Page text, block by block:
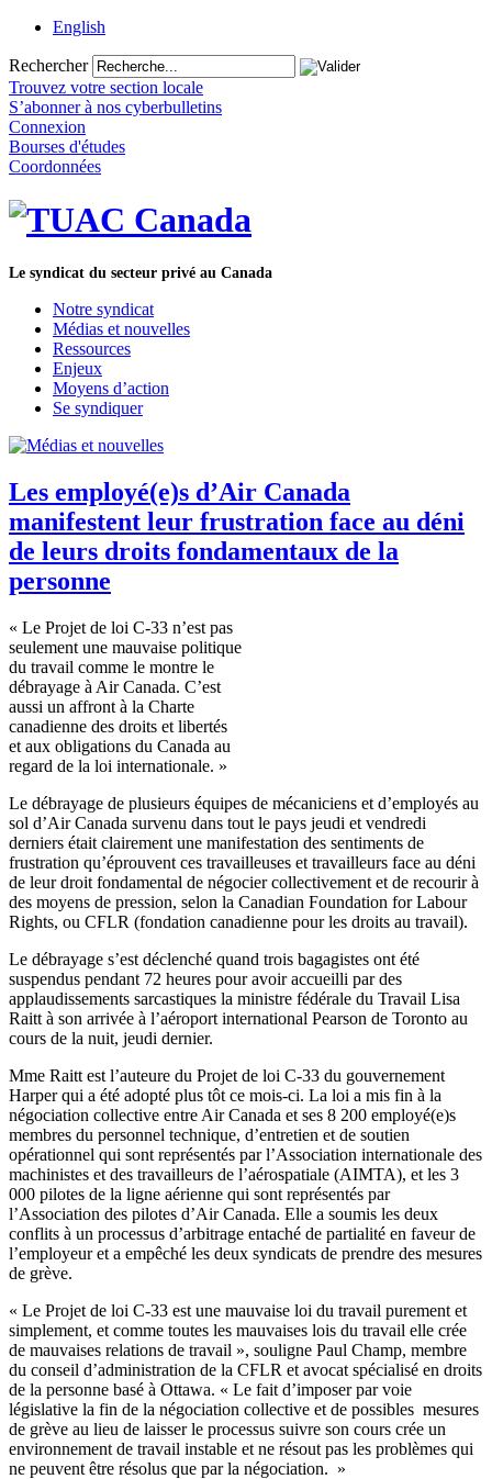
English
Rechercher
Trouvez votre section locale
S’abonner à nos cyberbulletins
Connexion
Bourses d'études
Coordonnées
Le syndicat du secteur privé au Canada
Notre syndicat
Médias et nouvelles
Ressources
Enjeux
Moyens d’action
Se syndiquer
Les employé(e)s d’Air Canada
manifestent leur frustration face au déni
de leurs droits fondamentaux de la
personne
« Le Projet de loi C-33 n’est pas
seulement une mauvaise politique
du travail comme le montre le
débrayage à Air Canada. C’est
aussi un affront à la Charte
canadienne des droits et libertés
et aux obligations du Canada au
regard de la loi internationale. »
Le débrayage de plusieurs équipes de mécaniciens et d’employés au
sol d’AirCanada survenu dans tout le pays jeudi et vendredi
derniers était clairement une manifestation des sentiments de
frustration qu’éprouvent ces travailleuses et travailleurs face au déni
de leur droit fondamental de négocier collectivement et de recourir à
des moyens de pression, selon la Canadian Foundation forLabour
Rights, ou CFLR (fondation canadienne pour les droits au travail).
Le débrayage s’est déclenché quand trois bagagistes ont été
suspendus pendant 72 heures pouravoir accueilli par des
applaudissements sarcastiques la ministre fédérale du Travail Lisa
Raitt à son arrivée à l’aéroport international Pearson de Toronto au
cours de la nuit, jeudi dernier.
Mme Raitt est l’auteure du Projet de loi C-33 du gouvernement
Harper qui a été adopté plus tôt ce mois-ci. La loi a mis fin à la
négociation collective entre Air Canada et ses 8 200 employé(e)s
membres du personnel technique, d’entretien et de soutien
opérationnel qui sont représentés parl’Association internationale des
machinistes et des travailleurs de l’aérospatiale (AIMTA), et les 3
000 pilotes de la ligne aérienne qui sont représentés par
l’Association des pilotes d’AirCanada. Elle a soumis les deux
conflits à un processus d’arbitrage entaché de partialité en faveurde
l’employeuret a empêché les deux syndicats de prendre des mesures
de grève.
« Le Projet de loi C-33 est une mauvaise loi du travail purement et
simplement, et comme toutes les mauvaises lois du travail elle crée
de mauvaises relations de travail », souligne Paul Champ, membre
du conseil d’administration de la CFLR et avocat spécialisé en droits
de la personne basé à Ottawa. « Le fait d’imposerparvoie
législative la fin de la négociation collective et de possibles mesures
de grève au lieu de laisserle processus suivre son cours crée un
environnement de travail instable et ne résout pas les problèmes qui
ne peuvent être résolus que par la négociation. »